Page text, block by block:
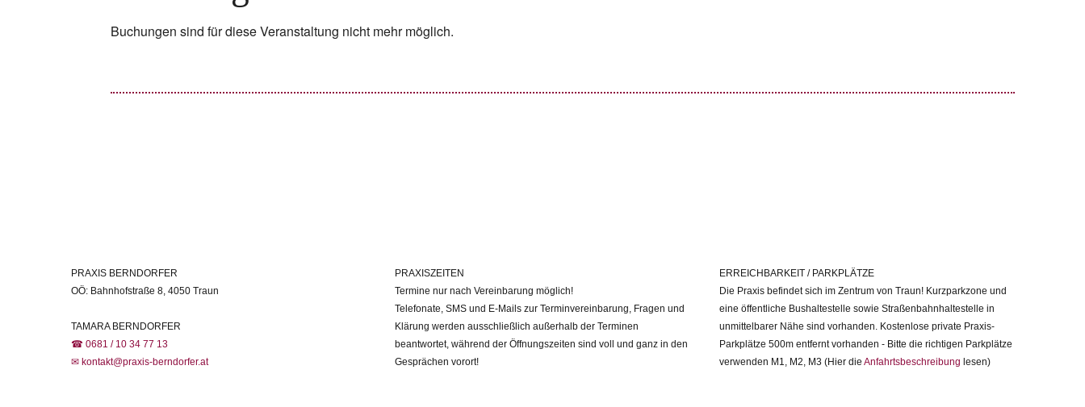
Buchungen sind für diese Veranstaltung nicht mehr möglich.
PRAXIS BERNDORFER
OÖ: Bahnhofstraße 8, 4050 Traun
TAMARA BERNDORFER
☎ 0681 / 10 34 77 13
✉ kontakt@praxis-berndorfer.at
PRAXISZEITEN
Termine nur nach Vereinbarung möglich!
Telefonate, SMS und E-Mails zur Terminvereinbarung, Fragen und
Klärung werden ausschließlich außerhalb der Terminen
beantwortet, während der Öffnungszeiten sind voll und ganz in den
Gesprächen vorort!
ERREICHBARKEIT / PARKPLÄTZE
Die Praxis befindet sich im Zentrum von Traun! Kurzparkzone und
eine öffentliche Bushaltestelle sowie Straßenbahnhaltestelle in
unmittelbarer Nähe sind vorhanden. Kostenlose private Praxis-
Parkplätze 500m entfernt vorhanden - Bitte die richtigen Parkplätze
verwenden M1, M2, M3 (Hier die Anfahrtsbeschreibung lesen)